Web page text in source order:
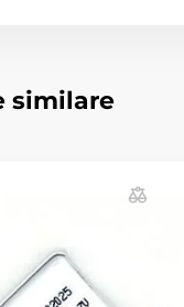
similare